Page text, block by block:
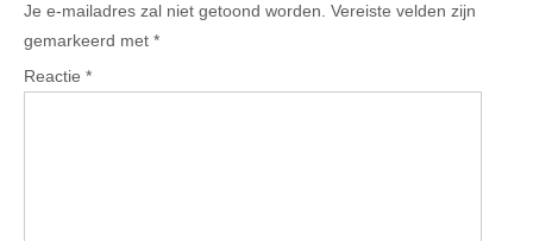
Je e-mailadres zal niet getoond worden. Vereiste velden zijn
gemarkeerd met *
Reactie *